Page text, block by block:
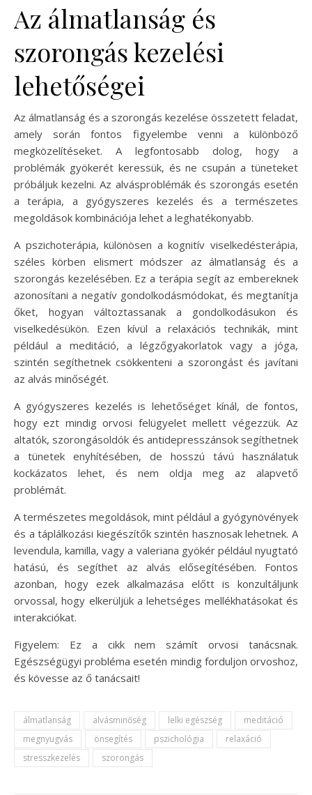
Az álmatlanság és
szorongás kezelési
lehetőségei
Az álmatlanság és a szorongás kezelése összetett feladat,
amely során fontos figyelembe venni a különböző
megközelítéseket. A legfontosabb dolog, hogy a
problémák gyökerét keressük, és ne csupán a tüneteket
próbáljuk kezelni. Az alvásproblémák és szorongás esetén
a terápia, a gyógyszeres kezelés és a természetes
megoldások kombinációja lehet a leghatékonyabb.
A pszichoterápia, különösen a kognitív viselkedésterápia,
széles körben elismert módszer az álmatlanság és a
szorongás kezelésében. Ez a terápia segít az embereknek
azonosítani a negatív gondolkodásmódokat, és megtanítja
őket, hogyan változtassanak a gondolkodásukon és
viselkedésükön. Ezen kívül a relaxációs technikák, mint
például a meditáció, a légzőgyakorlatok vagy a jóga,
szintén segíthetnek csökkenteni a szorongást és javítani
az alvás minőségét.
A gyógyszeres kezelés is lehetőséget kínál, de fontos,
hogy ezt mindig orvosi felügyelet mellett végezzük. Az
altatók, szorongásoldók és antidepresszánsok segíthetnek
a tünetek enyhítésében, de hosszú távú használatuk
kockázatos lehet, és nem oldja meg az alapvető
problémát.
A természetes megoldások, mint például a gyógynövények
és a táplálkozási kiegészítők szintén hasznosak lehetnek. A
levendula, kamilla, vagy a valeriana gyökér például nyugtató
hatású, és segíthet az alvás elősegítésében. Fontos
azonban, hogy ezek alkalmazása előtt is konzultáljunk
orvossal, hogy elkerüljük a lehetséges mellékhatásokat és
interakciókat.
Figyelem: Ez a cikk nem számít orvosi tanácsnak.
Egészségügyi probléma esetén mindig forduljon orvoshoz,
és kövesse az ő tanácsait!
álmatlanság alvásminőség lelki egészség
meditáció
megnyugvás
önsegítés pszichológia
relaxáció
stresszkezelés
szorongás